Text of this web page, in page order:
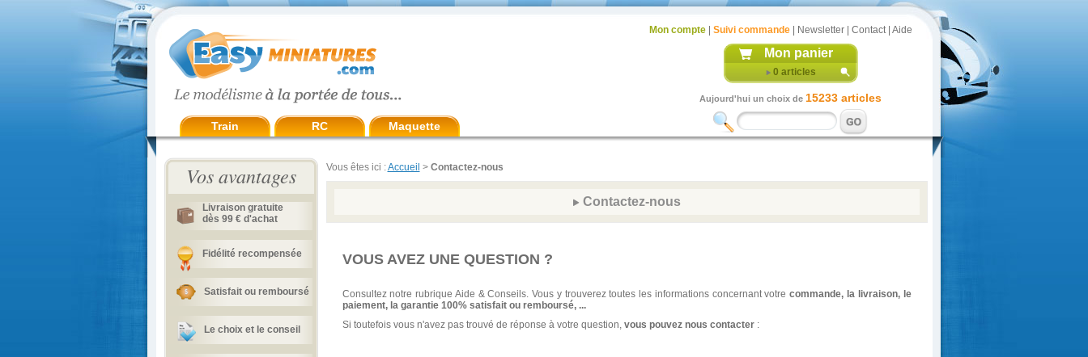
Train RC Maquette
Mon compte| Suivi commande| Newsletter| Contact| Aide
Mon panier
0 articles
Aujourd'hui un choix de 15233 articles
Vos avantages
Livraison gratuite
dès 99 € d'achat
Fidélité recompensée
Satisfait ou remboursé
Le choix et le conseil
Vous êtes ici :Accueil > Contactez-nous
Contactez-nous
VOUS AVEZ UNE QUESTION ?
Consultez notre rubrique Aide & Conseils. Vous y trouverez toutes les informations concernant votrecommande, la livraison, le
paiement, la garantie 100% satisfait ou remboursé, ...
Si toutefois vous n'avez pas trouvé de réponse à votre question, vous pouvez nous contacter: